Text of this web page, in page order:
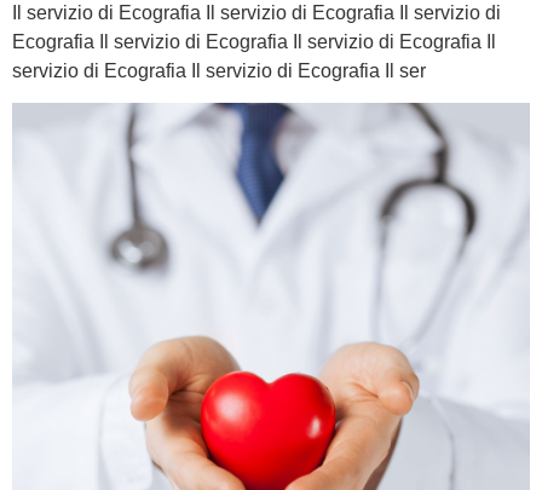
Il servizio di Ecografia Il servizio di Ecografia Il servizio di
Ecografia Il servizio di Ecografia Il servizio di Ecografia Il
servizio di Ecografia Il servizio di Ecografia Il ser